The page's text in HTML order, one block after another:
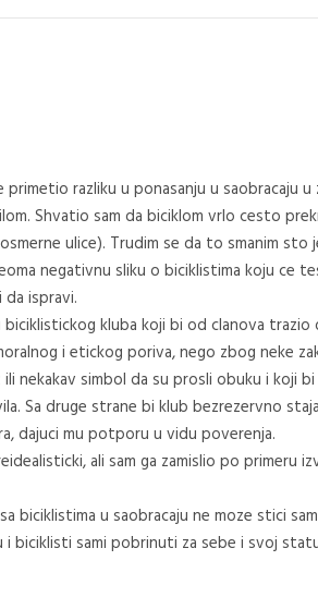
primetio razliku u ponasanju u saobracaju
Shvatio sam da biciklom vrlo cesto
ulice). Trudim se da to smanim sto
negativnu sliku o biciklistima koju ce
ispravi.
kluba koji bi od clanova trazio
i etickog poriva, nego zbog neke
nekakav simbol da su prosli obuku i koji
Sa druge strane bi klub bezrezervno
dajuci mu potporu u vidu poverenja.
ali sam ga zamislio po primeru
biciklistima u saobracaju ne moze stici
i biciklisti sami pobrinuti za sebe i svoj